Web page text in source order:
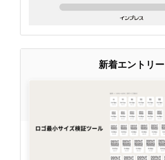
新着エントリー